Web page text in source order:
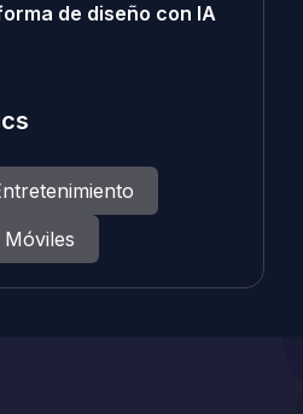
de diseño con IA
Móviles